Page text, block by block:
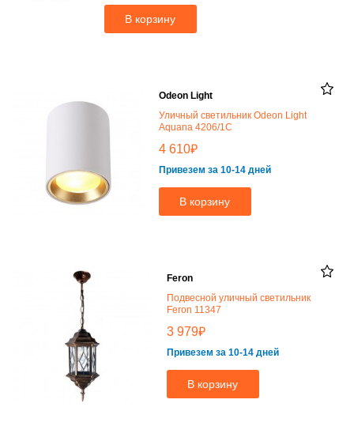
В корзину
Odeon Light
Уличный светильник Odeon Light
Aquana 4206/1C
4 610₽
Привезем за 10-14 дней
В корзину
Feron
Подвесной уличный светильник
Feron 11347
3 979₽
Привезем за 10-14 дней
В корзину